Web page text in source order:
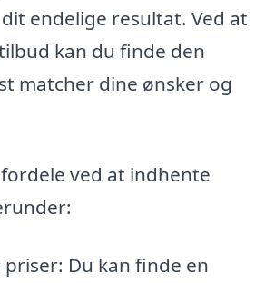
endelige resultat. Ved at
kan du finde den
matcher dine ønsker og
ved at indhente
priser: Du kan finde en